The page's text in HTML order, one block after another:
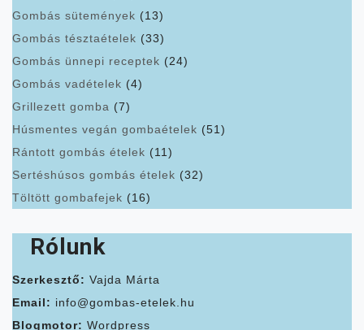
Gombás sütemények (13)
Gombás tésztaételek (33)
Gombás ünnepi receptek (24)
Gombás vadételek (4)
Grillezett gomba (7)
Húsmentes vegán gombaételek (51)
Rántott gombás ételek (11)
Sertéshúsos gombás ételek (32)
Töltött gombafejek (16)
Rólunk
Szerkesztő: Vajda Márta
Email: info@gombas-etelek.hu
Blogmotor: Wordpress